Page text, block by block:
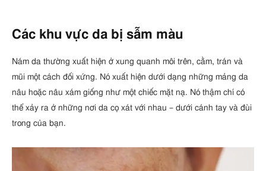
Các khu vực da bị sẫm màu
Nám da thường xuất hiện ở xung quanh môi trên, cằm, trán và
mũi một cách đối xứng. Nó xuất hiện dưới dạng những mảng da
nâu hoặc nâu xám giống như một chiếc mặt nạ. Nó thậm chí có
thể xảy ra ở những nơi da cọ xát với nhau – dưới cánh tay và đùi
trong của bạn.